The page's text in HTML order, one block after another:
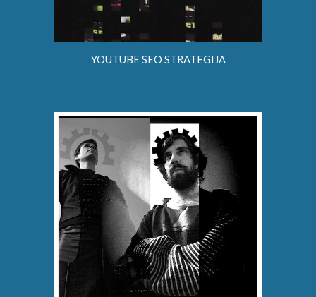
YOUTUBE SEO STRATEGIJA